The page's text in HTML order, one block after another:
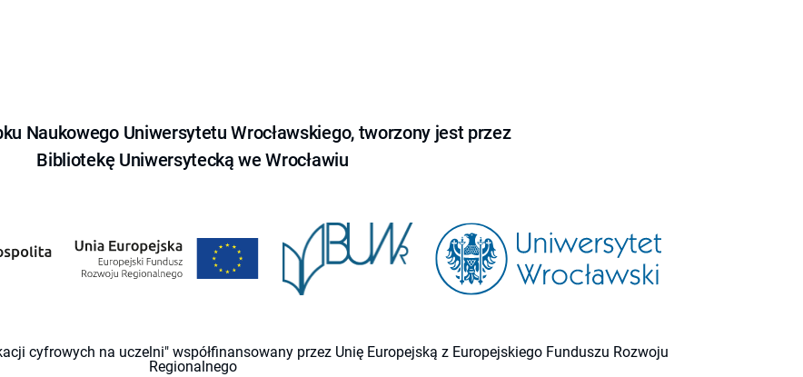
Naukowego Uniwersytetu Wrocławskiego, tworzony jest przez
Bibliotekę Uniwersytecką we Wrocławiu
cyfrowych na uczelni" współfinansowany przez Unię Europejską z Europejskiego Funduszu Rozwoju
Regionalnego